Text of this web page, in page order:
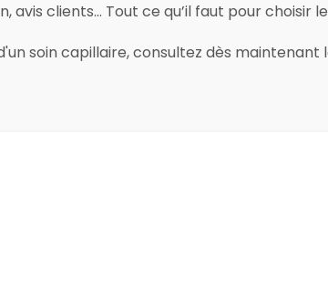
clients… Tout ce qu’il faut pour choisir
soin capillaire, consultez dès maintenant